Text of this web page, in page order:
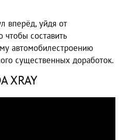
вперёд, уйдя от
чтобы составить
автомобилестроению
существенных доработок.
XRAY